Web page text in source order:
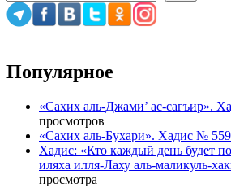
Популярное
«Сахих аль-Джами’ ас-сагъир».
просмотров
«Сахих аль-Бухари». Хадис №
Хадис: «Кто каждый день будет
иляха илля-Лаху аль-маликуль-
просмотра